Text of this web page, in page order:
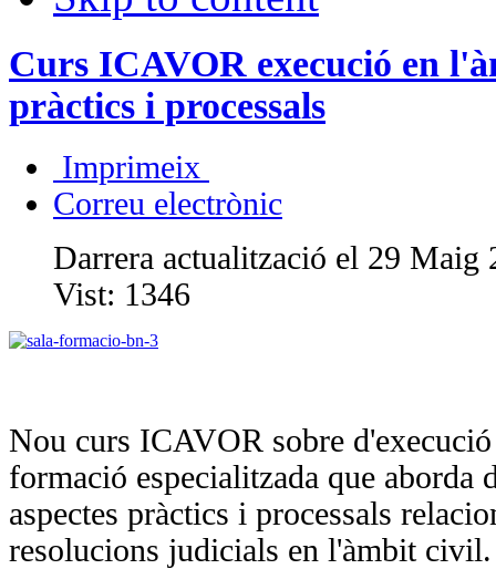
Curs ICAVOR execució en
pràctics i processals
Imprimeix
Correu electrònic
Darrera actualització el 29 Maig
Vist: 1346
Nou curs ICAVOR sobre
formació especialitzada que aborda
aspectes pràctics i processals
resolucions judicials en l'àmbit civil.